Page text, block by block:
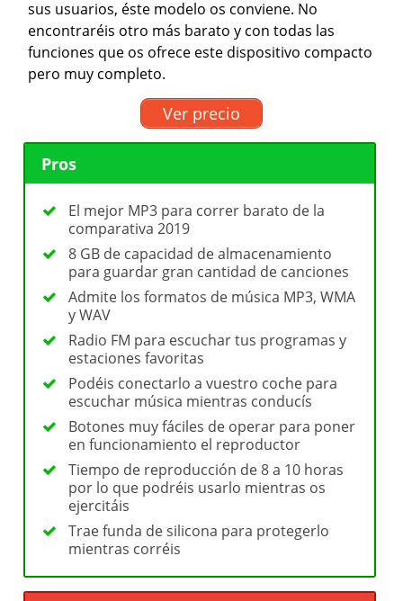
sus usuarios, éste modelo os conviene. No
encontraréis otro más barato y con todas las
funciones que os ofrece este dispositivo compacto
pero muy completo.
Ver precio
Pros
El mejor MP3 para correr barato de la
comparativa 2019
8 GB de capacidad de almacenamiento
para guardar gran cantidad de canciones
Admite los formatos de música MP3, WMA
y WAV
Radio FM para escuchar tus programas y
estaciones favoritas
Podéis conectarlo a vuestro coche para
escuchar música mientras conducís
Botones muy fáciles de operar para poner
en funcionamiento el reproductor
Tiempo de reproducción de 8 a 10 horas
por lo que podréis usarlo mientras os
ejercitáis
Trae funda de silicona para protegerlo
mientras corréis